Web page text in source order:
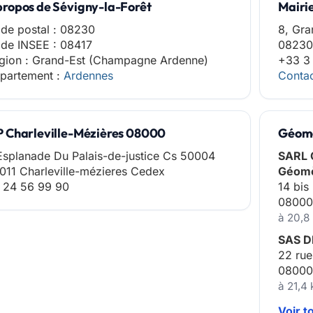
de Sévigny-la-Forêt
postal : 08230
INSEE : 08417
: Grand-Est (Champagne Ardenne)
: Ardennes
8,
+33 3
Charleville-Mézières 08000
Du Palais-de-justice Cs 50004
Charleville-mézieres Cedex
56 99 90
SARL
14 bis
08000
à 20,8
SAS
22
08000
à 21,4